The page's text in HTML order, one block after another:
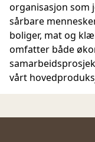
organisasjon som
sårbare
boliger, mat og
omfatter både
vårt